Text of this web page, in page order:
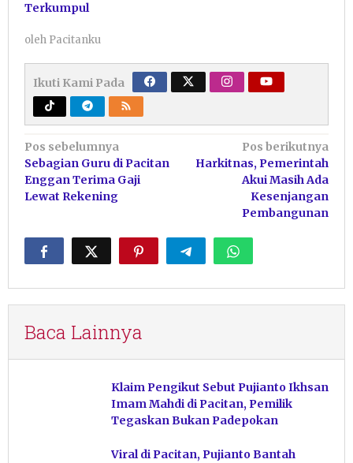
Terkumpul
oleh Pacitanku
Ikuti Kami Pada
Navigasi
pos
Pos sebelumnya
Sebagian Guru di Pacitan
Enggan Terima Gaji
Lewat Rekening
Pos berikutnya
Harkitnas, Pemerintah
Akui Masih Ada
Kesenjangan
Pembangunan
Baca Lainnya
Klaim Pengikut Sebut Pujianto Ikhsan
Imam Mahdi di Pacitan, Pemilik
Tegaskan Bukan Padepokan
Viral di Pacitan, Pujianto Bantah